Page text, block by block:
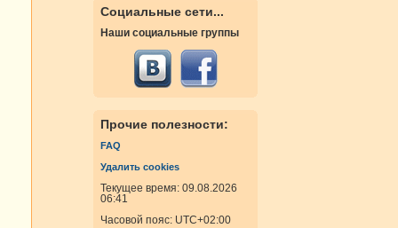
Социальные сети...
Наши социальные группы
Прочие полезности:
FAQ
Удалить cookies
Текущее время: 09.08.2026
06:41
Часовой пояс: UTC+02:00